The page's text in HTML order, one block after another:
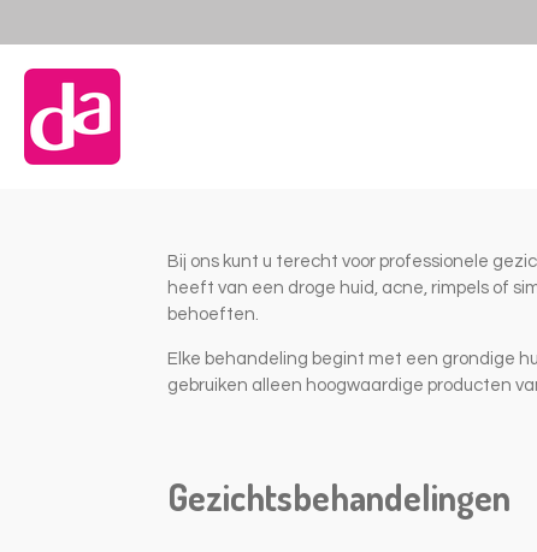
direct
naar
hoofdinhoud
Bij ons kunt u terecht voor professionele
heeft van een droge huid, acne, rimpels of
behoeften.
Elke behandeling begint met een grondige
gebruiken alleen hoogwaardige producten
Gezichtsbehandelingen